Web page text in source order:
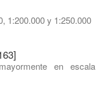
1:200.000 y 1:250.000
en escala